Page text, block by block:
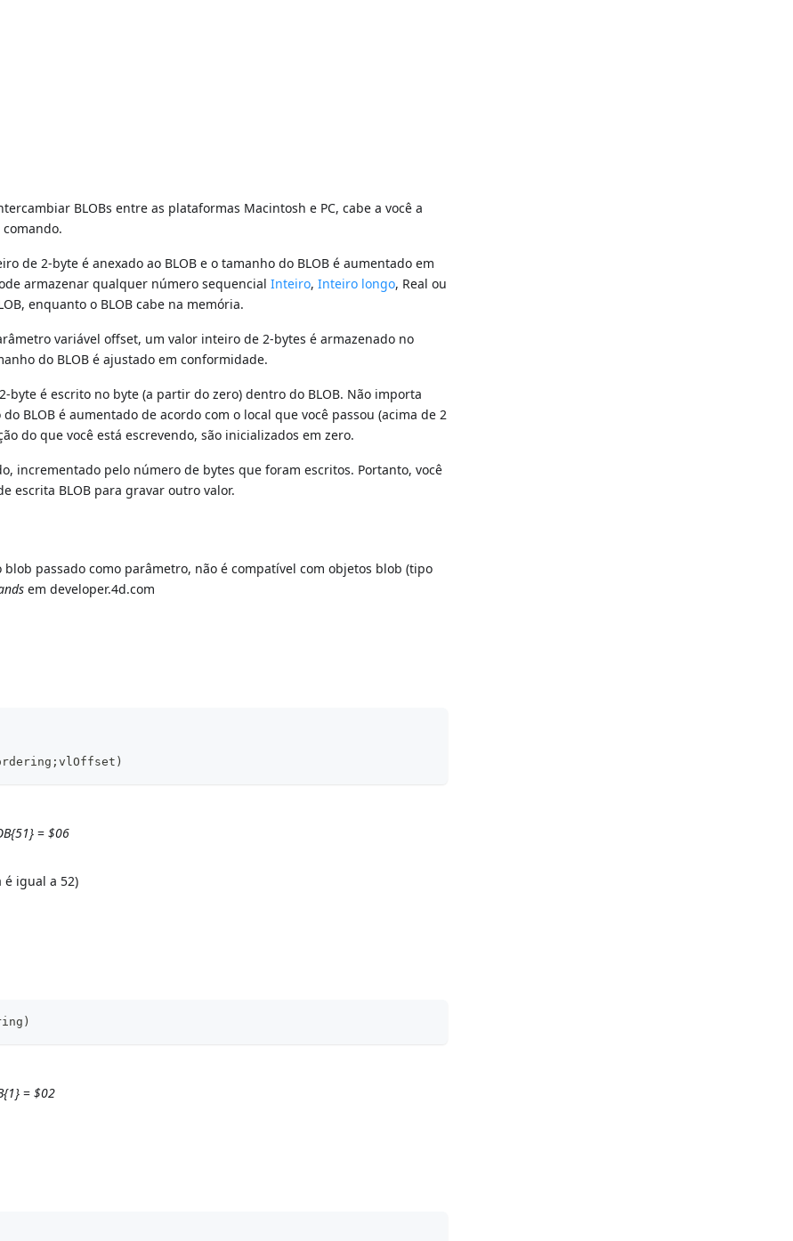
BLOBs entre as plataformas Macintosh e PC, cabe a você a
de 2-byte é anexado ao BLOB e o tamanho do BLOB é aumentado em
armazenar qualquer número sequencialInteiro,Inteiro longo, Real ou
enquanto o BLOB cabe na memória.
variável offset, um valor inteiro de 2-bytes é armazenado no
do BLOB é ajustado em conformidade.
byte é escrito no byte (a partir do zero) dentro do BLOB. Não importa
BLOB é aumentado de acordo com o local que você passou (acima de 2
do que você está escrevendo, são inicializados em zero.
incrementado pelo número de bytes que foram escritos. Portanto, você
escrita BLOB para gravar outro valor.
blob passado como parâmetro, não é compatível com objetos blob (tipo
em developer.4d.com
ordering;vlOffset)
=$06
é igual a 52)
=$02